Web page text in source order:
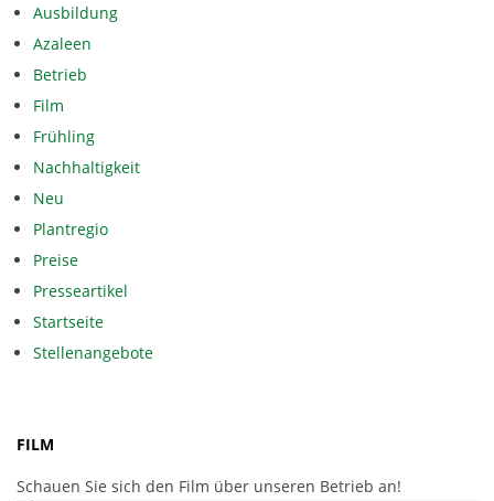
Ausbildung
Azaleen
Betrieb
Film
Frühling
Nachhaltigkeit
Neu
Plantregio
Preise
Presseartikel
Startseite
Stellenangebote
FILM
Schauen Sie sich den Film über unseren Betrieb an!